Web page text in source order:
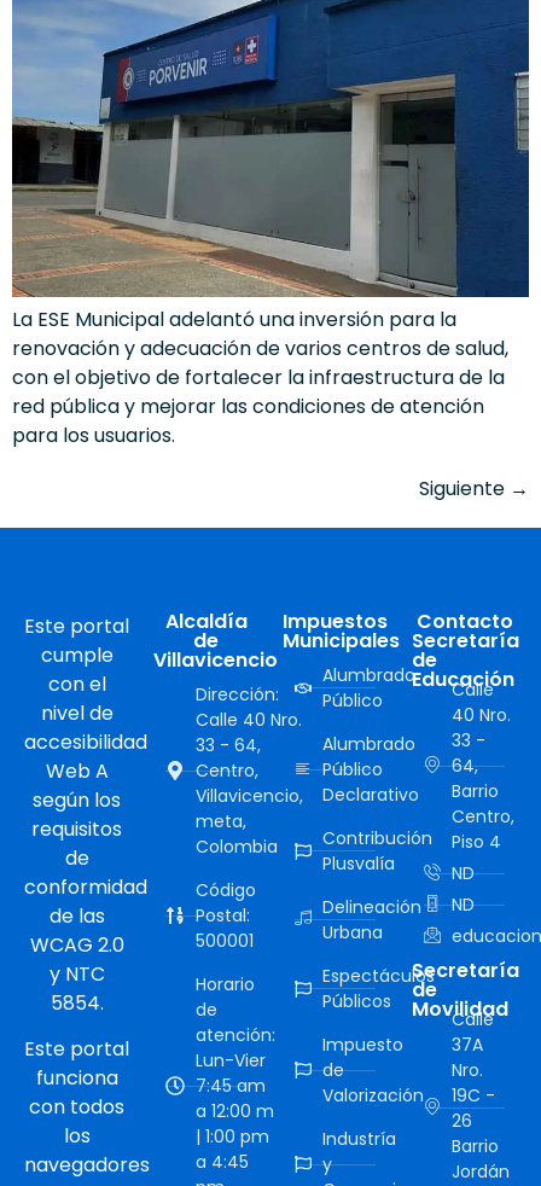
La ESE Municipal adelantó una inversión para la
renovación y adecuación de varios centros de salud,
con el objetivo de fortalecer la infraestructura de la
red pública y mejorar las condiciones de atención
para los usuarios.
Siguiente →
Este portal
cumple
con el
nivel de
accesibilidad
Web A
según los
requisitos
de
conformidad
de las
WCAG 2.0
y NTC
5854.
Este portal
funciona
con todos
los
navegadores
Alcaldía
de
Villavicencio
Dirección:
Calle 40 Nro.
33 - 64,
Centro,
Villavicencio,
meta,
Colombia
Código
Postal:
500001
Horario
de
atención:
Lun-Vier
7:45 am
a 12:00 m
| 1:00 pm
a 4:45
Impuestos
Municipales
Alumbrado
Público
Alumbrado
Público
Declarativo
Contribución
Plusvalía
Delineación
Urbana
Espectáculos
Públicos
Impuesto
de
Valorización
Industría
y
Contacto
Secretaría
de
Educación
Calle
40 Nro.
33 -
64,
Barrio
Centro,
Piso 4
ND
ND
Secretaría
de
Movilidad
Calle
37A
Nro.
19C -
26
Barrio
Jordán